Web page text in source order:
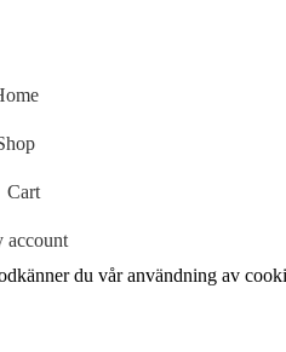
Cart
account
du vår användning av